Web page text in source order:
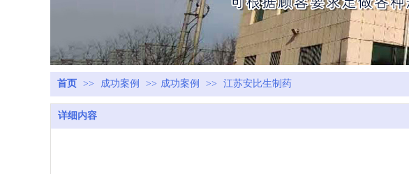
首页 >> 成功案例 >> 成功案例 >> 江苏安比生制药
详细内容